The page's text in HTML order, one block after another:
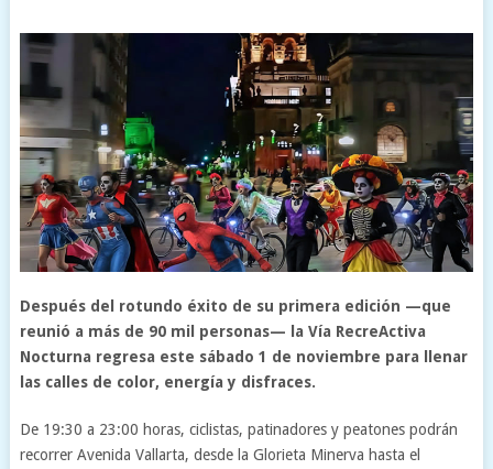
Después del rotundo éxito de su primera edición —que
reunió a más de 90 mil personas— la Vía RecreActiva
Nocturna regresa este sábado 1 de noviembre para llenar
las calles de color, energía y disfraces.
De 19:30 a 23:00 horas, ciclistas, patinadores y peatones podrán
recorrer Avenida Vallarta, desde la Glorieta Minerva hasta el